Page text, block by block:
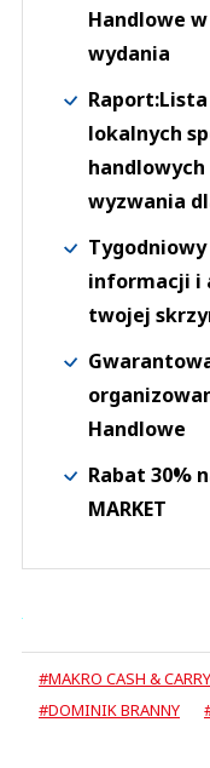
Handlowe
wydania
lokalnych
wyzwania
informacji i
twojej
Handlowe
Rabat 30%
MARKET
#MAKRO CASH & CARRY
#DOMINIK BRANNY